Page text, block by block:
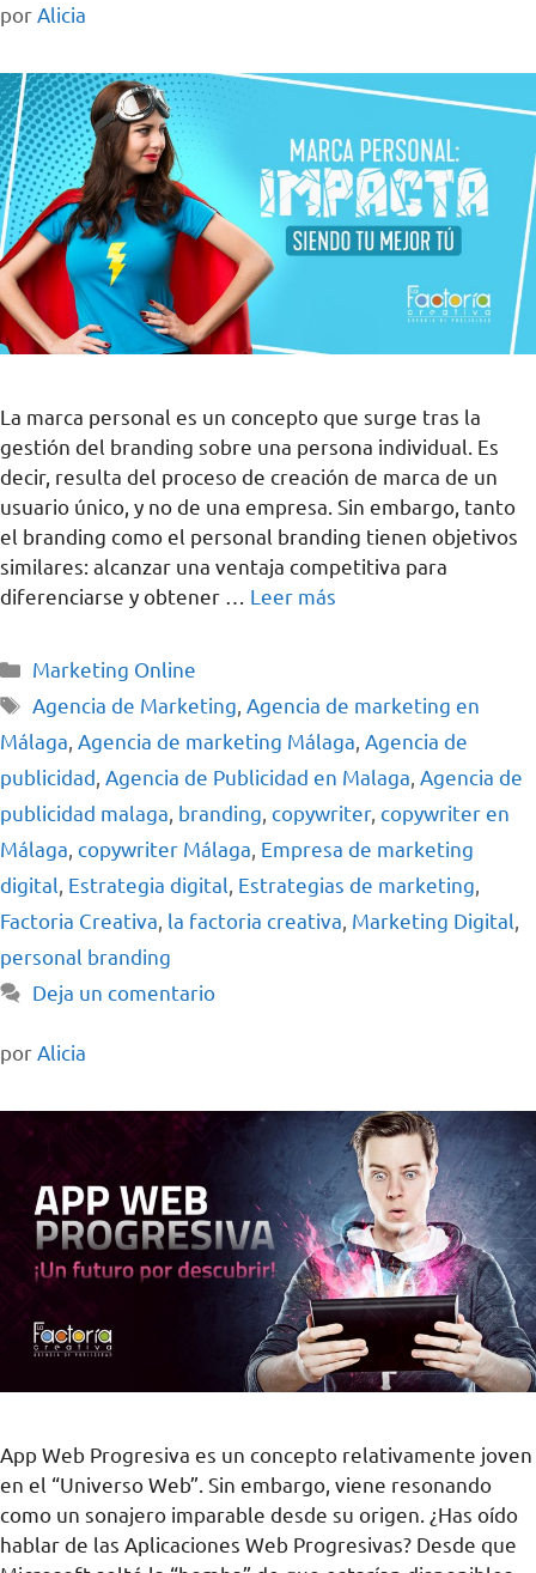
por Alicia
La marca personal es un concepto que surge tras la
gestión del branding sobre una persona individual. Es
decir, resulta del proceso de creación de marca de un
usuario único, y no de una empresa. Sin embargo, tanto
el branding como el personal branding tienen objetivos
similares: alcanzar una ventaja competitiva para
diferenciarse y obtener … Leer más
Marketing Online
Agencia de Marketing,Agencia de marketing en
Málaga, Agencia de marketing Málaga, Agencia de
publicidad, Agencia de Publicidad en Malaga, Agencia de
publicidad malaga, branding, copywriter, copywriter en
Málaga, copywriter Málaga, Empresa de marketing
digital, Estrategia digital, Estrategias de marketing,
Factoria Creativa, la factoria creativa, Marketing Digital,
personal branding
Deja un comentario
porAlicia
App Web Progresiva es un concepto relativamente joven
en el “Universo Web”. Sin embargo, viene resonando
como un sonajero imparable desde su origen. ¿Has oído
hablar de las Aplicaciones Web Progresivas? Desde que